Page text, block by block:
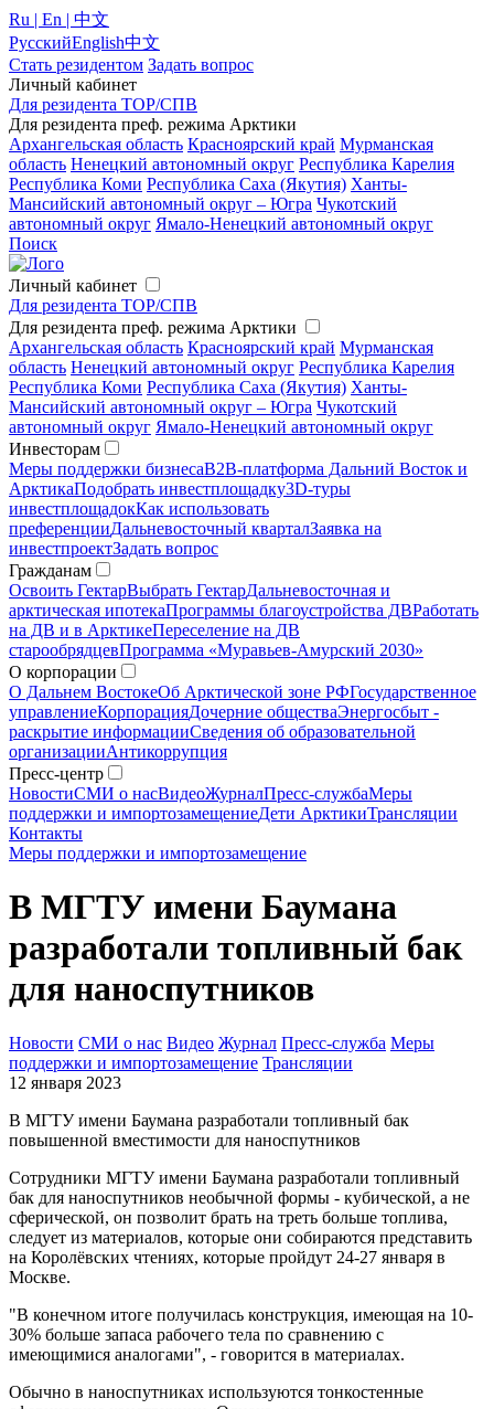
Ru | En | 中文
РусскийEnglish中文
Стать резидентом Задать вопрос
Личный кабинет
Для резидента ТОР/СПВ
Для резидента преф. режима Арктики
Архангельская область Красноярский край Мурманская
область Ненецкий автономный округ Республика Карелия
Республика Коми Республика Саха (Якутия) Ханты-
Мансийский автономный округ – Югра Чукотский
автономный округ Ямало-Ненецкий автономный округ
Поиск
Личный кабинет
Для резидента ТОР/СПВ
Для резидента преф. режима Арктики
Архангельская область Красноярский край Мурманская
область Ненецкий автономный округ Республика Карелия
Республика Коми Республика Саха (Якутия) Ханты-
Мансийский автономный округ – Югра Чукотский
автономный округ Ямало-Ненецкий автономный округ
Инвесторам
Меры поддержки бизнесаB2B-платформа Дальний Восток и
АрктикаПодобрать инвестплощадку3D-туры
инвестплощадокКак использовать
преференцииДальневосточный кварталЗаявка на
инвестпроектЗадать вопрос
Гражданам
Освоить ГектарВыбрать ГектарДальневосточная и
арктическая ипотекаПрограммы благоустройства ДВРаботать
на ДВ и в АрктикеПереселение на ДВ
старообрядцевПрограмма «Муравьев-Амурский 2030»
О корпорации
О Дальнем ВостокеОб Арктической зоне РФГосударственное
управлениеКорпорацияДочерние обществаЭнергосбыт -
раскрытие информацииСведения об образовательной
организацииАнтикоррупция
Пресс-центр
НовостиСМИ о насВидеоЖурналПресс-службаМеры
поддержки и импортозамещениеДети АрктикиТрансляции
Контакты
Меры поддержки и импортозамещение
В МГТУ имени Баумана
разработали топливный бак
для наноспутников
Новости СМИ о нас Видео Журнал Пресс-служба Меры
поддержки и импортозамещение Трансляции
12 января 2023
В МГТУ имени Баумана разработали топливный бак
повышенной вместимости для наноспутников
Сотрудники МГТУ имени Баумана разработали топливный
бак для наноспутников необычной формы - кубической, а не
сферической, он позволит брать на треть больше топлива,
следует из материалов, которые они собираются представить
на Королёвских чтениях, которые пройдут 24-27 января в
Москве.
"В конечном итоге получилась конструкция, имеющая на 10-
30% больше запаса рабочего тела по сравнению с
имеющимися аналогами", - говорится в материалах.
Обычно в наноспутниках используются тонкостенные